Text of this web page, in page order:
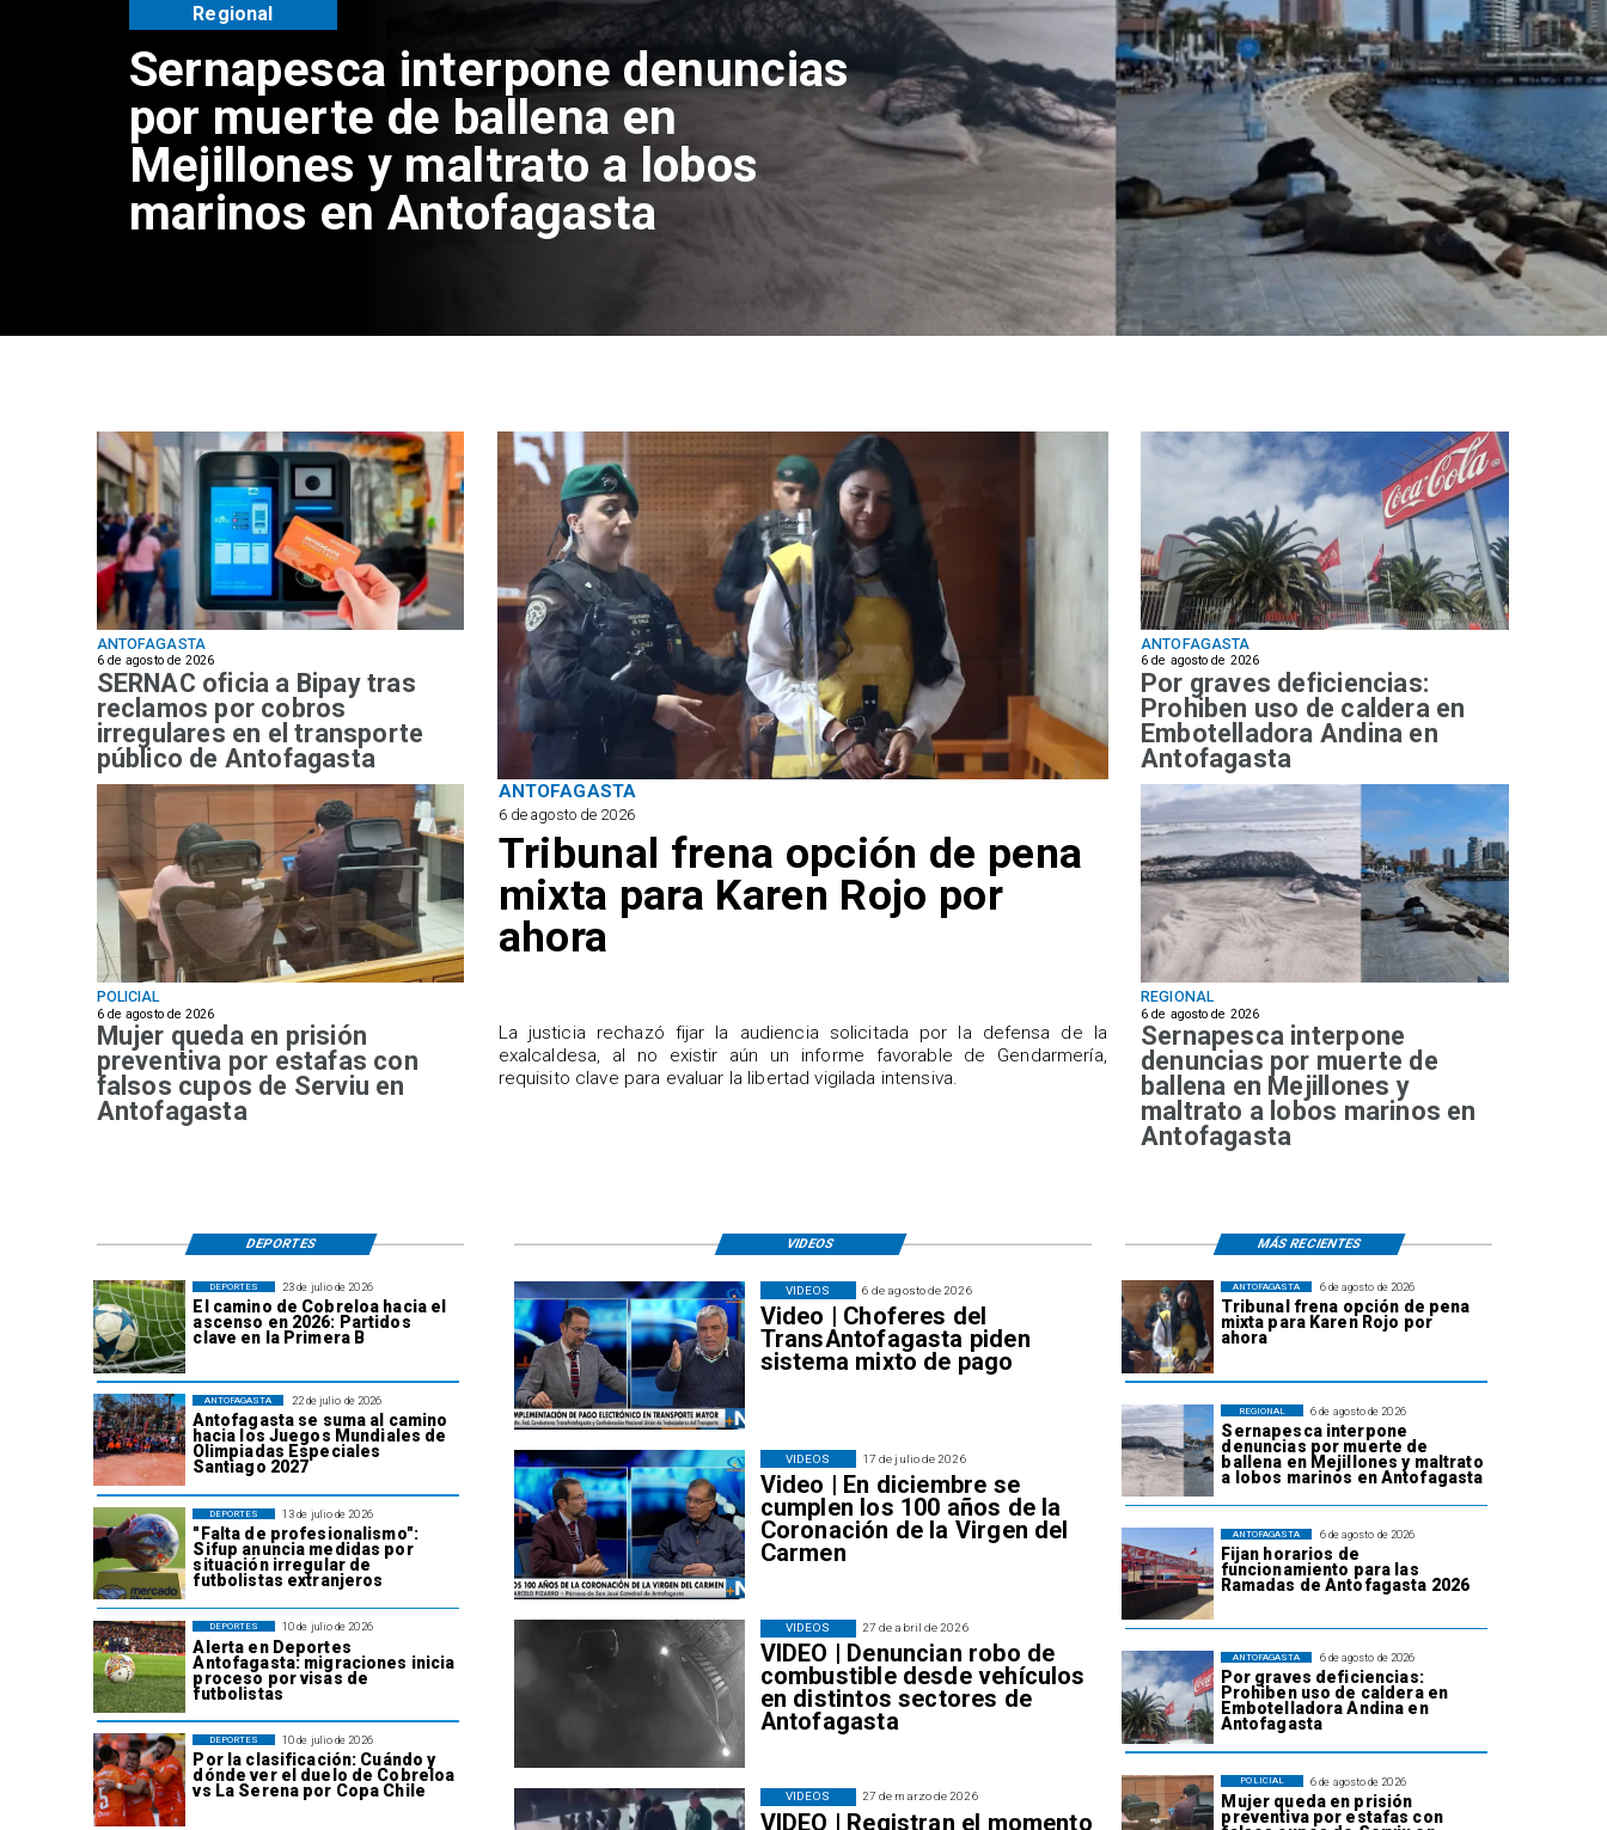
Sernapesca interpone denuncias
por muerte de ballena en
Mejillones y maltrato a lobos
marinos en Antofagasta
Regional
ANTOFAGASTA
6 de agosto de 2026
SERNAC oficia a Bipay tras
reclamos por cobros
irregulares en el transporte
público de Antofagasta
ANTOFAGASTA
6 de agosto de 2026
Tribunal frena opción de pena
mixta para Karen Rojo por
ahora
​La justicia rechazó fijar la audiencia solicitada por la defensa de la
exalcaldesa, al no existir aún un informe favorable de Gendarmería,
requisito clave para evaluar la libertad vigilada intensiva.
POLICIAL
6 de agosto de 2026
Mujer queda en prisión
preventiva por estafas con
falsos cupos de Serviu en
Antofagasta
ANTOFAGASTA
6 de agosto de 2026
Por graves deficiencias:
Prohiben uso de caldera en
Embotelladora Andina en
Antofagasta
REGIONAL
6 de agosto de 2026
Sernapesca interpone
denuncias por muerte de
ballena en Mejillones y
maltrato a lobos marinos en
Antofagasta
6 de agosto de 2026
Tribunal frena opción de pena
mixta para Karen Rojo por
ahora
ANTOFAGASTA
6 de agosto de 2026
Sernapesca interpone
denuncias por muerte de
ballena en Mejillones y maltrato
a lobos marinos en Antofagasta
REGIONAL
6 de agosto de 2026
Fijan horarios de
funcionamiento para las
Ramadas de Antofagasta 2026
ANTOFAGASTA
6 de agosto de 2026
Por graves deficiencias:
Prohiben uso de caldera en
Embotelladora Andina en
Antofagasta
ANTOFAGASTA
6 de agosto de 2026
Mujer queda en prisión
preventiva por estafas con
POLICIAL
23 de julio de 2026
El camino de Cobreloa hacia el
ascenso en 2026: Partidos
clave en la Primera B
DEPORTES
22 de julio de 2026
Antofagasta se suma al camino
hacia los Juegos Mundiales de
Olimpiadas Especiales
Santiago 2027
ANTOFAGASTA
13 de julio de 2026
"Falta de profesionalismo":
Sifup anuncia medidas por
situación irregular de
futbolistas extranjeros
DEPORTES
10 de julio de 2026
Alerta en Deportes
Antofagasta: migraciones inicia
proceso por visas de
futbolistas
DEPORTES
10 de julio de 2026
Por la clasificación: Cuándo y
dónde ver el duelo de Cobreloa
vs La Serena por Copa Chile
DEPORTES
6 de agosto de 2026
Video | Choferes del
TransAntofagasta piden
sistema mixto de pago
VIDEOS
17 de julio de 2026
Video | En diciembre se
cumplen los 100 años de la
Coronación de la Virgen del
Carmen
VIDEOS
27 de abril de 2026
VIDEO | Denuncian robo de
combustible desde vehículos
en distintos sectores de
Antofagasta
VIDEOS
27 de marzo de 2026
VIDEO | Registran el momento
VIDEOS
VIDEOS
DEPORTES MÁS RECIENTES